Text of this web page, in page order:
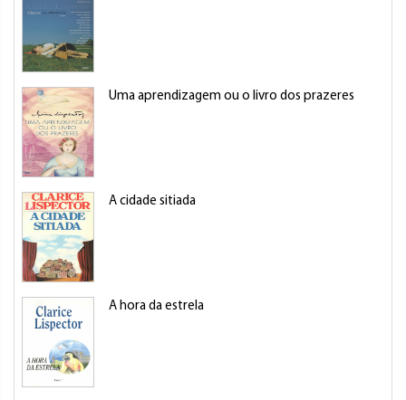
Uma aprendizagem ou o livro dos prazeres
A cidade sitiada
A hora da estrela